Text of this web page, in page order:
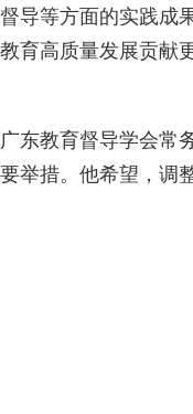
督导等方面的实践成
教育高质量发展贡献
广东教育督导学会常
要举措。他希望，调